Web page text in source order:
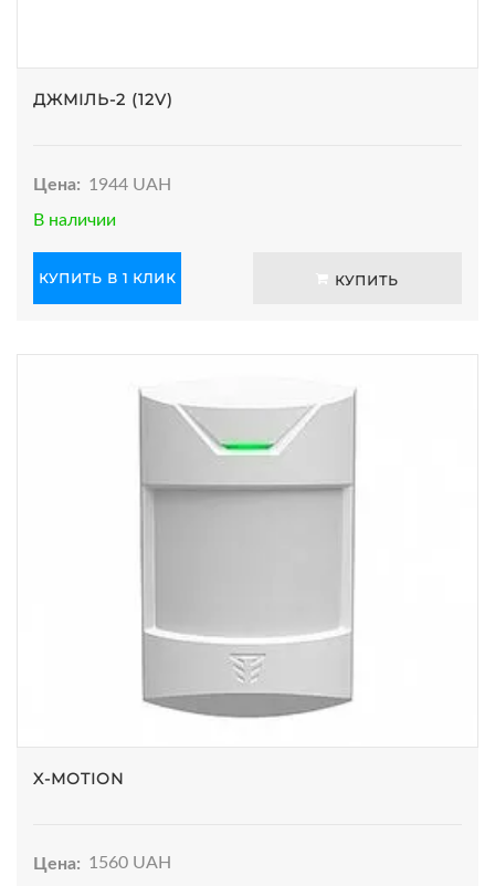
ДЖМІЛЬ-2 (12V)
Цена: 1944 UAH
В наличии
КУПИТЬ В 1 КЛИК КУПИТЬ
X-MOTION
Цена: 1560 UAH